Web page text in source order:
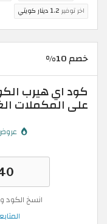
اخر توفير 1.2 دينار كويتي
خصم 10%
على المكملات
انسخ الكود